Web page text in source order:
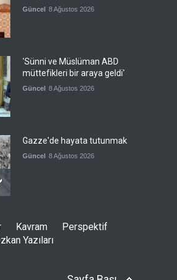
Güncel 8 Ağustos 2026
'Sünni ve Müslüman ABD
müttefikleri bir araya geldi'
Güncel 8 Ağustos 2026
Gazze'de hayata tutunmak
Güncel 8 Ağustos 2026
mutabakatın genel
çerçevesi neredeyse
Kavram
Perspektif
Yazıları